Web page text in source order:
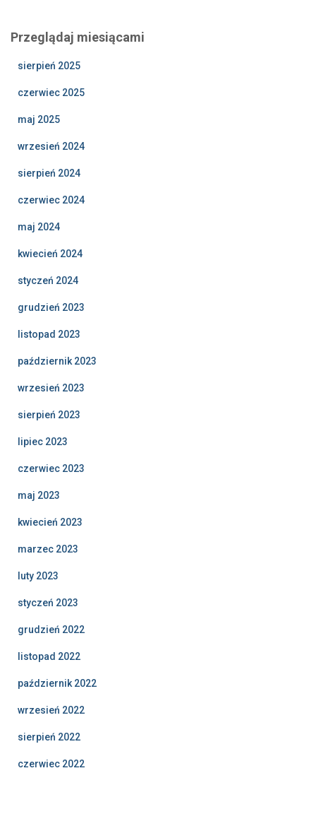
Przeglądaj miesiącami
sierpień 2025
czerwiec 2025
maj 2025
wrzesień 2024
sierpień 2024
czerwiec 2024
maj 2024
kwiecień 2024
styczeń 2024
grudzień 2023
listopad 2023
październik 2023
wrzesień 2023
sierpień 2023
lipiec 2023
czerwiec 2023
maj 2023
kwiecień 2023
marzec 2023
luty 2023
styczeń 2023
grudzień 2022
listopad 2022
październik 2022
wrzesień 2022
sierpień 2022
czerwiec 2022